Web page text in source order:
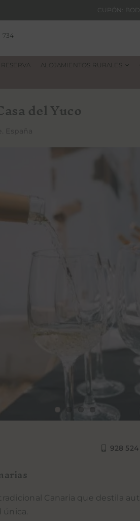
CUPÓN:
734
ALOJAMIENTOS RURALES
del Yuco
928 524
Canaria que destila